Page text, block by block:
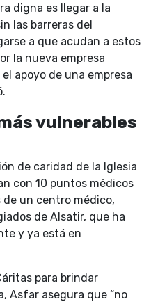
digna es llegar a la
las barreras del
a que acudan a estos
la nueva empresa
apoyo de una empresa
vulnerables
de caridad de la Iglesia
con 10 puntos médicos
de un centro médico,
de Alsatir, que ha
y ya está en
para brindar
Asfar asegura que “no